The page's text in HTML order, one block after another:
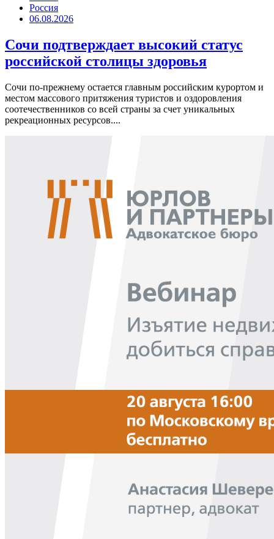
Россия
06.08.2026
Сочи подтверждает высокий статус
российской столицы здоровья
Сочи по-прежнему остается главным российским курортом и
местом массового притяжения туристов и оздоровления
соотечественников со всей страны за счет уникальных
рекреационных ресурсов....